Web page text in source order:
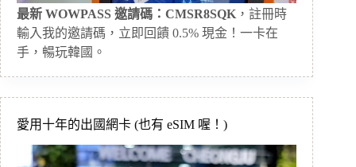
最新 WOWPASS 邀請碼：CMSR8SQK ，註冊時
輸入我的邀請碼，立即回饋 0.5% 現金！一卡在
手，暢玩韓國。
愛用十年的出國網卡 (也有 eSIM 喔！)